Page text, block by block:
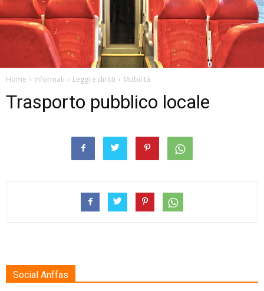
Home Informati Leggi e diritti Mobilità
Trasporto pubblico locale
Social Anffas